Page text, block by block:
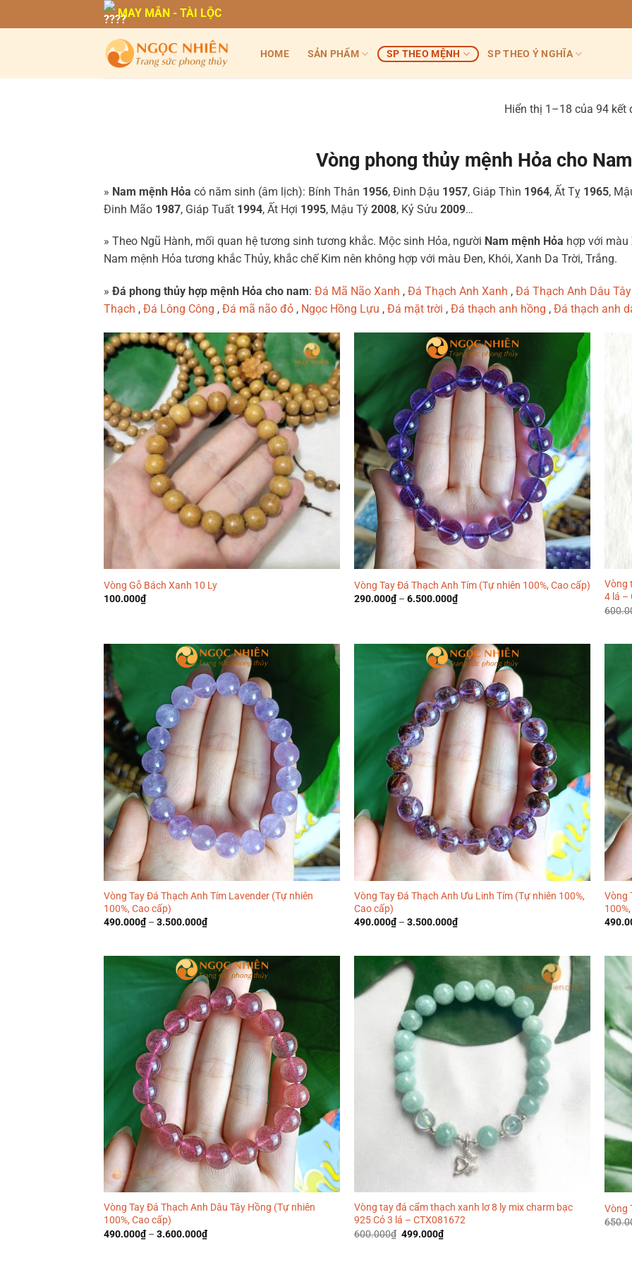
qua
MAY MẮN - TÀI LỘC
HOME SẢN PHẨM SP THEO MỆNH SP THEO Ý NGHĨA
Hiển thị 1–18 của 94 kết
Vòng phong thủy mệnh Hỏa cho Nam
» Nam mệnh Hỏa có năm sinh (âm lịch): Bính Thân 1956, Đinh Dậu 1957, Giáp Thìn 1964, Ất Tỵ 1965,
Đinh Mão 1987, Giáp Tuất 1994, Ất Hợi 1995, Mậu Tý 2008, Kỷ Sửu 2009…
» Theo Ngũ Hành, mối quan hệ tương sinh tương khắc. Mộc sinh Hỏa, người Nam mệnh Hỏa hợp với màu
Nam mệnh Hỏa tương khắc Thủy, khắc chế Kim nên không hợp với màu Đen, Khói, Xanh Da Trời, Trắng.
» Đá phong thủy hợp mệnh Hỏa cho nam: Đá Mã Não Xanh , Đá Thạch Anh Xanh , Đá Thạch Anh Dâu
Thạch , Đá Lông Công , Đá mã não đỏ , Ngọc Hồng Lựu , Đá mặt trời , Đá thạch anh hồng , Đá thạch anh
Vòng Gỗ Bách Xanh 10 Ly
100.000₫
Vòng Tay Đá Thạch Anh Tím (Tự nhiên 100%, Cao cấp)
290.000₫– 6.500.000₫
Vòng
4 lá –
Vòng Tay Đá Thạch Anh Tím Lavender (Tự nhiên
100%, Cao cấp)
490.000₫– 3.500.000₫
Vòng Tay Đá Thạch Anh Ưu Linh Tím (Tự nhiên 100%,
Cao cấp)
490.000₫– 3.500.000₫
Vòng
Vòng Tay Đá Thạch Anh Dâu Tây Hồng (Tự nhiên
100%, Cao cấp)
490.000₫– 3.600.000₫
Vòng tay đá cẩm thạch xanh lơ 8 ly mix charm bạc
925 Cỏ 3 lá – CTX081672
600.000₫ Giá
499.000₫Giá
hiện
Vòng